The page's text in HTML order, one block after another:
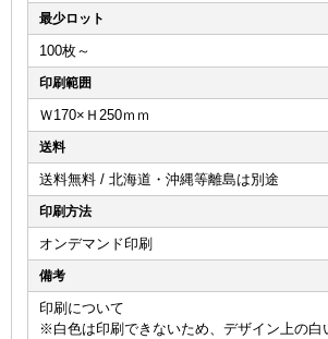
最少ロット
100枚～
印刷範囲
Ｗ170×Ｈ250ｍｍ
送料
送料無料 / 北海道・沖縄等離島は別途
印刷方法
オンデマンド印刷
備考
印刷について
※白色は印刷できないため、デザイン上の白